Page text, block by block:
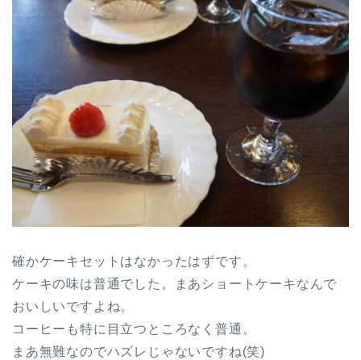
確かケーキセットはなかったはずです。
ケーキの味は普通でした。まあショートケーキなんで
おいしいですよね。
コーヒーも特に目立つところなく普通。
まあ無難なのでハズレじゃないですね(笑)